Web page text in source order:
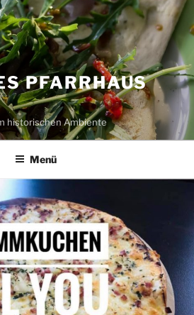
PFARRHAUS
historischen Ambiente
Menü